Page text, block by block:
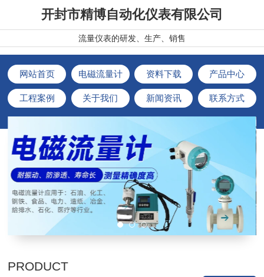
开封市精博自动化仪表有限公司
流量仪表的研发、生产、销售
网站首页 电磁流量计 资料下载 产品中心
工程案例 关于我们 新闻资讯 联系方式
PRODUCT